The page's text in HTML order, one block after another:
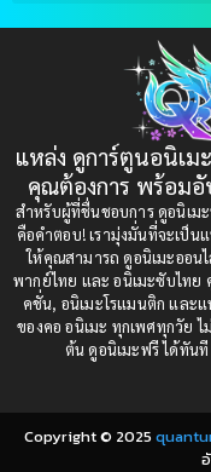
Bondage (ทาส)(1)
(1)
Censored (เซ็นเซอ
Comedy (ตลก)
Comedy (ตลก)
Comic Book การ์ตู
Coming-of-Age ก้
1997
1993
1991
1989
1987
1984
1982
1980
แหล่ง ดูการ์ตูนอนิเม
คุณต้องการ พร้อม
สำหรับผู้ที่ชื่นชอบการ ดูอนิเม
คือคำตอบ! เรามุ่งมั่นที่จะเป็
ให้คุณสามารถ ดูอนิเมะออน
พากย์ไทย และ อนิเมะซับไท
คชั่น, อนิเมะโรแมนติก และ
ของคอ อนิเมะ ทุกเพศทุกวัย ไ
ต้น ดูอนิเมะฟรี ได้ทัน
Copyright © 2025